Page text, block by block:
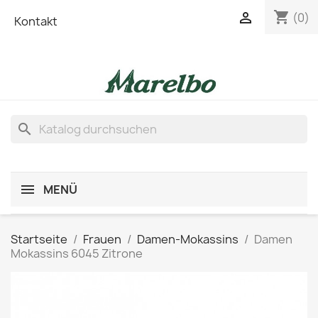
Kontakt shopping_cart (0)

search
MENÜ
Startseite Frauen Damen-Mokassins
Damen
Mokassins 6045 Zitrone